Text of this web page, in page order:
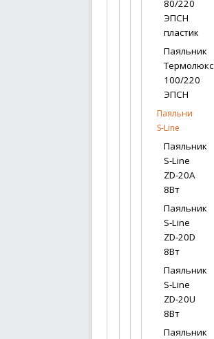
80/220
ЭПСН
пластик
Паяльник
Термолюкс
100/220
ЭПСН
Паяльники
S-Line
Паяльник
S-Line
ZD-20A
8Вт
Паяльник
S-Line
ZD-20D
8Вт
Паяльник
S-Line
ZD-20U
8Вт
Паяльник